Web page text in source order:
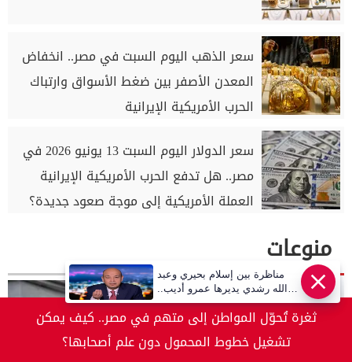
سعر الذهب اليوم السبت في مصر.. انخفاض
المعدن الأصفر بين ضغط الأسواق وارتباك
الحرب الأمريكية الإيرانية
سعر الدولار اليوم السبت 13 يونيو 2026 في
مصر.. هل تدفع الحرب الأمريكية الإيرانية
العملة الأمريكية إلى موجة صعود جديدة؟
منوعات
عاجل
ثغرة تُحوّل المواطن إلى متهم في مصر.. كيف يمكن
تشغيل خطوط المحمول دون علم أصحابها؟
مناظرة بين إسلام بحيري وعبد
الله رشدي يديرها عمرو أديب..
قريبا | أهل مصر